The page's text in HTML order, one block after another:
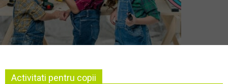
Activitati pentru copii